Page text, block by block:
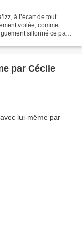
à l’écart de tout
voilée, comme
sillonné ce pays,
par Cécile